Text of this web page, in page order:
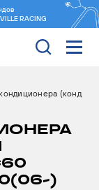
RACING
(конд
)